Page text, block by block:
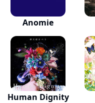
Anomie
Human Dignity